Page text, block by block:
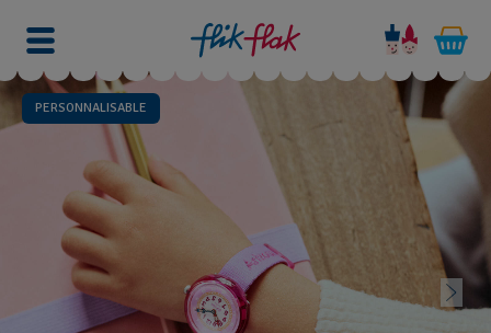
PERSONNALISABLE